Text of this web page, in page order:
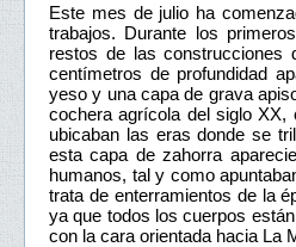
Este mes de julio ha
trabajos. Durante los
restos de las construcciones
centímetros de profundidad
yeso y una capa de grava
cochera agrícola del siglo XX,
ubicaban las eras donde se
esta capa de zahorra
humanos, tal y como
trata de enterramientos de la
ya que todos los cuerpos
con la cara orientada hacia La